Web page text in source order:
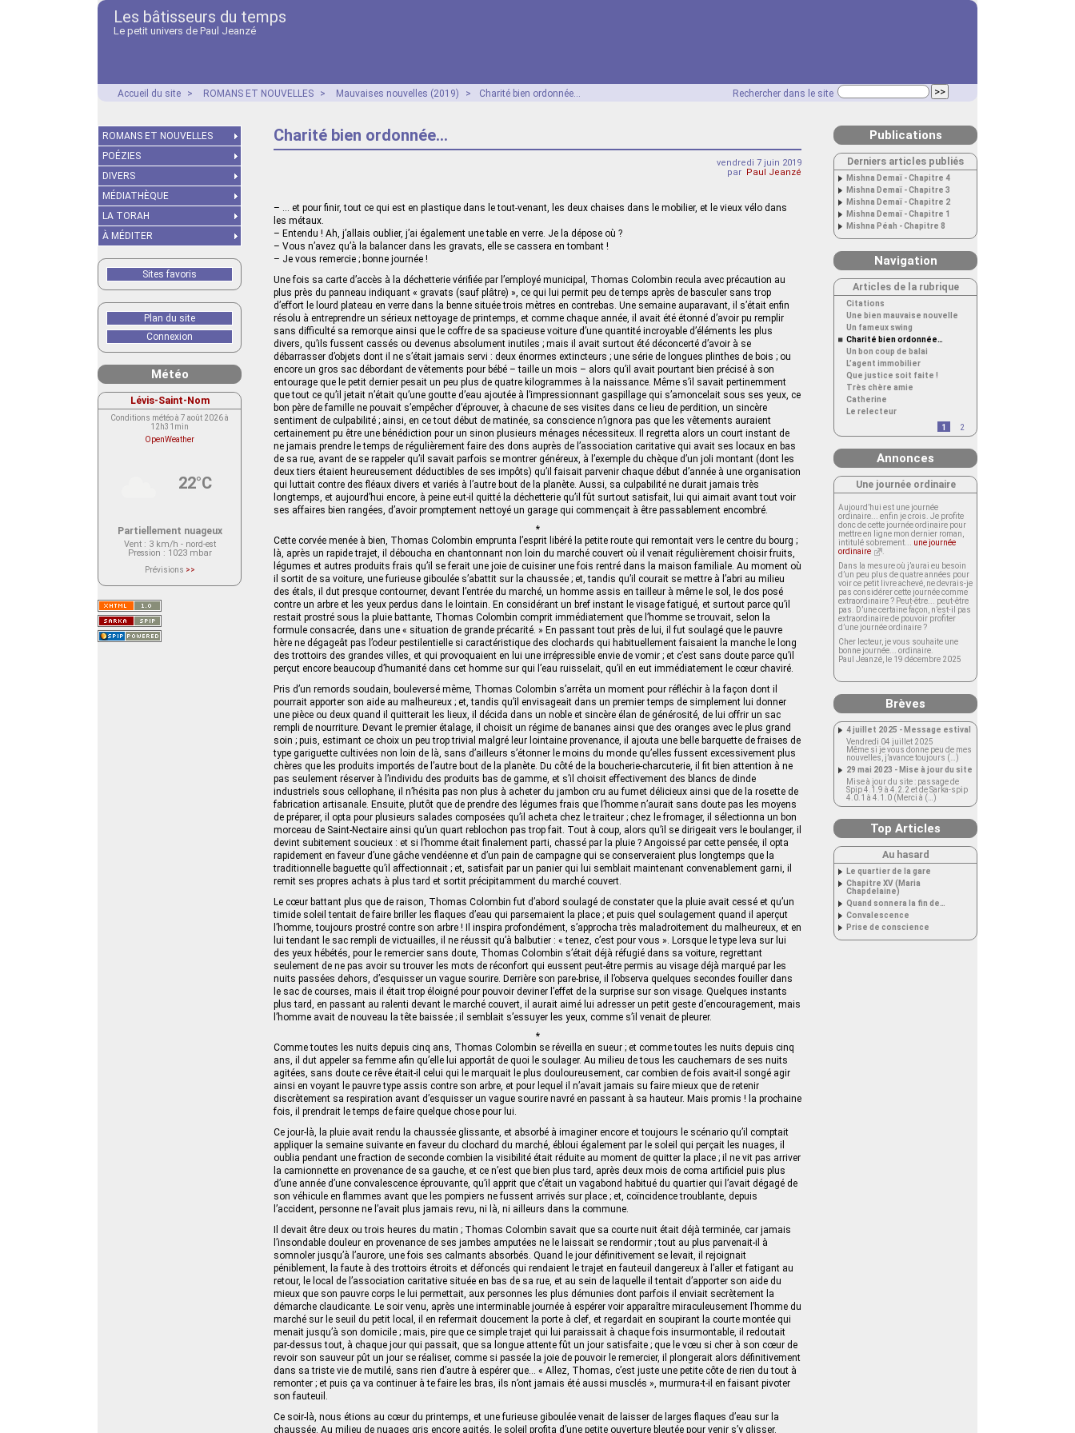
Les bâtisseurs du temps
Le petit univers de Paul Jeanzé
Rechercher dans le site
Accueil du site > ROMANS ET NOUVELLES > Mauvaises nouvelles (2019) > Charité bien ordonnée…
Charité bien ordonnée…
vendredi 7 juin 2019
par Paul Jeanzé
– … et pour finir, tout ce qui est en plastique dans le tout-venant, les deux chaises dans le mobilier, et le vieux vélo dans
les métaux.
– Entendu ! Ah, j’allais oublier, j’ai également une table en verre. Je la dépose où ?
– Vous n’avez qu’à la balancer dans les gravats, elle se cassera en tombant !
– Je vous remercie ; bonne journée !
Une fois sa carte d’accès à la déchetterie vérifiée par l’employé municipal, Thomas Colombin recula avec précaution au
plus près du panneau indiquant « gravats (sauf plâtre) », ce qui lui permit peu de temps après de basculer sans trop
d’effort le lourd plateau en verre dans la benne située trois mètres en contrebas. Une semaine auparavant, il s’était enfin
résolu à entreprendre un sérieux nettoyage de printemps, et comme chaque année, il avait été étonné d’avoir pu remplir
sans difficulté sa remorque ainsi que le coffre de sa spacieuse voiture d’une quantité incroyable d’éléments les plus
divers, qu’ils fussent cassés ou devenus absolument inutiles ; mais il avait surtout été déconcerté d’avoir à se
débarrasser d’objets dont il ne s’était jamais servi : deux énormes extincteurs ; une série de longues plinthes de bois ; ou
encore un gros sac débordant de vêtements pour bébé – taille un mois – alors qu’il avait pourtant bien précisé à son
entourage que le petit dernier pesait un peu plus de quatre kilogrammes à la naissance. Même s’il savait pertinemment
que tout ce qu’il jetait n’était qu’une goutte d’eau ajoutée à l’impressionnant gaspillage qui s’amoncelait sous ses yeux, ce
bon père de famille ne pouvait s’empêcher d’éprouver, à chacune de ses visites dans ce lieu de perdition, un sincère
sentiment de culpabilité ; ainsi, en ce tout début de matinée, sa conscience n’ignora pas que les vêtements auraient
certainement pu être une bénédiction pour un sinon plusieurs ménages nécessiteux. Il regretta alors un court instant de
ne jamais prendre le temps de régulièrement faire des dons auprès de l’association caritative qui avait ses locaux en bas
de sa rue, avant de se rappeler qu’il savait parfois se montrer généreux, à l’exemple du chèque d’un joli montant (dont les
deux tiers étaient heureusement déductibles de ses impôts) qu’il faisait parvenir chaque début d’année à une organisation
qui luttait contre des fléaux divers et variés à l’autre bout de la planète. Aussi, sa culpabilité ne durait jamais très
longtemps, et aujourd’hui encore, à peine eut-il quitté la déchetterie qu’il fût surtout satisfait, lui qui aimait avant tout voir
ses affaires bien rangées, d’avoir promptement nettoyé un garage qui commençait à être passablement encombré.
*
Cette corvée menée à bien, Thomas Colombin emprunta l’esprit libéré la petite route qui remontait vers le centre du bourg ;
là, après un rapide trajet, il déboucha en chantonnant non loin du marché couvert où il venait régulièrement choisir fruits,
légumes et autres produits frais qu’il se ferait une joie de cuisiner une fois rentré dans la maison familiale. Au moment où
il sortit de sa voiture, une furieuse giboulée s’abattit sur la chaussée ; et, tandis qu’il courait se mettre à l’abri au milieu
des étals, il dut presque contourner, devant l’entrée du marché, un homme assis en tailleur à même le sol, le dos posé
contre un arbre et les yeux perdus dans le lointain. En considérant un bref instant le visage fatigué, et surtout parce qu’il
restait prostré sous la pluie battante, Thomas Colombin comprit immédiatement que l’homme se trouvait, selon la
formule consacrée, dans une « situation de grande précarité. » En passant tout près de lui, il fut soulagé que le pauvre
hère ne dégageât pas l’odeur pestilentielle si caractéristique des clochards qui habituellement faisaient la manche le long
des trottoirs des grandes villes, et qui provoquaient en lui une irrépressible envie de vomir ; et c’est sans doute parce qu’il
perçut encore beaucoup d’humanité dans cet homme sur qui l’eau ruisselait, qu’il en eut immédiatement le cœur chaviré.
Pris d’un remords soudain, bouleversé même, Thomas Colombin s’arrêta un moment pour réfléchir à la façon dont il
pourrait apporter son aide au malheureux ; et, tandis qu’il envisageait dans un premier temps de simplement lui donner
une pièce ou deux quand il quitterait les lieux, il décida dans un noble et sincère élan de générosité, de lui offrir un sac
rempli de nourriture. Devant le premier étalage, il choisit un régime de bananes ainsi que des oranges avec le plus grand
soin ; puis, estimant ce choix un peu trop trivial malgré leur lointaine provenance, il ajouta une belle barquette de fraises de
type gariguette cultivées non loin de là, sans d’ailleurs s’étonner le moins du monde qu’elles fussent excessivement plus
chères que les produits importés de l’autre bout de la planète. Du côté de la boucherie-charcuterie, il fit bien attention à ne
pas seulement réserver à l’individu des produits bas de gamme, et s’il choisit effectivement des blancs de dinde
industriels sous cellophane, il n’hésita pas non plus à acheter du jambon cru au fumet délicieux ainsi que de la rosette de
fabrication artisanale. Ensuite, plutôt que de prendre des légumes frais que l’homme n’aurait sans doute pas les moyens
de préparer, il opta pour plusieurs salades composées qu’il acheta chez le traiteur ; chez le fromager, il sélectionna un bon
morceau de Saint‑Nectaire ainsi qu’un quart reblochon pas trop fait. Tout à coup, alors qu’il se dirigeait vers le boulanger, il
devint subitement soucieux : et si l’homme était finalement parti, chassé par la pluie ? Angoissé par cette pensée, il opta
rapidement en faveur d’une gâche vendéenne et d’un pain de campagne qui se conserveraient plus longtemps que la
traditionnelle baguette qu’il affectionnait ; et, satisfait par un panier qui lui semblait maintenant convenablement garni, il
remit ses propres achats à plus tard et sortit précipitamment du marché couvert.
Le cœur battant plus que de raison, Thomas Colombin fut d’abord soulagé de constater que la pluie avait cessé et qu’un
timide soleil tentait de faire briller les flaques d’eau qui parsemaient la place ; et puis quel soulagement quand il aperçut
l’homme, toujours prostré contre son arbre ! Il inspira profondément, s’approcha très maladroitement du malheureux, et en
lui tendant le sac rempli de victuailles, il ne réussit qu’à balbutier : « tenez, c’est pour vous ». Lorsque le type leva sur lui
des yeux hébétés, pour le remercier sans doute, Thomas Colombin s’était déjà réfugié dans sa voiture, regrettant
seulement de ne pas avoir su trouver les mots de réconfort qui eussent peut-être permis au visage déjà marqué par les
nuits passées dehors, d’esquisser un vague sourire. Derrière son pare-brise, il l’observa quelques secondes fouiller dans
le sac de courses, mais il était trop éloigné pour pouvoir deviner l’effet de la surprise sur son visage. Quelques instants
plus tard, en passant au ralenti devant le marché couvert, il aurait aimé lui adresser un petit geste d’encouragement, mais
l’homme avait de nouveau la tête baissée ; il semblait s’essuyer les yeux, comme s’il venait de pleurer.
*
Comme toutes les nuits depuis cinq ans, Thomas Colombin se réveilla en sueur ; et comme toutes les nuits depuis cinq
ans, il dut appeler sa femme afin qu’elle lui apportât de quoi le soulager. Au milieu de tous les cauchemars de ses nuits
agitées, sans doute ce rêve était-il celui qui le marquait le plus douloureusement, car combien de fois avait-il songé agir
ainsi en voyant le pauvre type assis contre son arbre, et pour lequel il n’avait jamais su faire mieux que de retenir
discrètement sa respiration avant d’esquisser un vague sourire navré en passant à sa hauteur. Mais promis ! la prochaine
fois, il prendrait le temps de faire quelque chose pour lui.
Ce jour‑là, la pluie avait rendu la chaussée glissante, et absorbé à imaginer encore et toujours le scénario qu’il comptait
appliquer la semaine suivante en faveur du clochard du marché, ébloui également par le soleil qui perçait les nuages, il
oublia pendant une fraction de seconde combien la visibilité était réduite au moment de quitter la place ; il ne vit pas arriver
la camionnette en provenance de sa gauche, et ce n’est que bien plus tard, après deux mois de coma artificiel puis plus
d’une année d’une convalescence éprouvante, qu’il apprit que c’était un vagabond habitué du quartier qui l’avait dégagé de
son véhicule en flammes avant que les pompiers ne fussent arrivés sur place ; et, coïncidence troublante, depuis
l’accident, personne ne l’avait plus jamais revu, ni là, ni ailleurs dans la commune.
Il devait être deux ou trois heures du matin ; Thomas Colombin savait que sa courte nuit était déjà terminée, car jamais
l’insondable douleur en provenance de ses jambes amputées ne le laissait se rendormir ; tout au plus parvenait-il à
somnoler jusqu’à l’aurore, une fois ses calmants absorbés. Quand le jour définitivement se levait, il rejoignait
péniblement, la faute à des trottoirs étroits et défoncés qui rendaient le trajet en fauteuil dangereux à l’aller et fatigant au
retour, le local de l’association caritative située en bas de sa rue, et au sein de laquelle il tentait d’apporter son aide du
mieux que son pauvre corps le lui permettait, aux personnes les plus démunies dont parfois il enviait secrètement la
démarche claudicante. Le soir venu, après une interminable journée à espérer voir apparaître miraculeusement l’homme du
marché sur le seuil du petit local, il en refermait doucement la porte à clef, et regardait en soupirant la courte montée qui
menait jusqu’à son domicile ; mais, pire que ce simple trajet qui lui paraissait à chaque fois insurmontable, il redoutait
par-dessus tout, à chaque jour qui passait, que sa longue attente fût un jour satisfaite ; que le vœu si cher à son cœur de
revoir son sauveur pût un jour se réaliser, comme si passée la joie de pouvoir le remercier, il plongerait alors définitivement
dans sa triste vie de mutilé, sans rien d’autre à espérer que… « Allez, Thomas, c’est juste une petite côte de rien du tout à
remonter ; et puis ça va continuer à te faire les bras, ils n’ont jamais été aussi musclés », murmura-t-il en faisant pivoter
son fauteuil.
Ce soir-là, nous étions au cœur du printemps, et une furieuse giboulée venait de laisser de larges flaques d’eau sur la
chaussée. Au milieu de nuages gris encore agités, le soleil profita d’une petite ouverture bleutée pour venir s’y glisser.
ROMANS ET NOUVELLES
POÉZIES
DIVERS
MÉDIATHÈQUE
LA TORAH
À MÉDITER
Sites favoris
Plan du site
Connexion
Météo
Lévis-Saint-Nom
Conditions météo à 7 août 2026 à
12h31min
OpenWeather
22°C
Partiellement nuageux
Vent: 3 km/h - nord-est
Pression : 1023 mbar
Prévisions >>
actuellement aucune prévision
Saint-Nom.
Veuillez consulter le message du
service ci-dessous.
(401 - Invalid API key. Please see
https://openweathermap.org/faq#error401
Publications
Derniers articles publiés
Mishna Demaï - Chapitre 4
Mishna Demaï - Chapitre 3
Mishna Demaï - Chapitre 2
Mishna Demaï - Chapitre 1
Mishna Péah - Chapitre 8
Navigation
Articles de la rubrique
Citations
Une bien mauvaise nouvelle
Un fameux swing
Charité bien ordonnée…
Un bon coup de balai
L’agent immobilier
Que justice soit faite !
Très chère amie
Catherine
Le relecteur
1
2
Annonces
Une journée ordinaire
Aujourd’hui est une journée
ordinaire... enfin je crois. Je profite
donc de cette journée ordinaire pour
mettre en ligne mon dernier roman,
intitulé sobrement... une journée
ordinaire
Dans la mesure où j’aurai eu besoin
d’un peu plus de quatre années pour
voir ce petit livre achevé, ne devrais-je
pas considérer cette journée comme
extraordinaire ? Peut-être... peut-être
pas. D’une certaine façon, n’est-il pas
extraordinaire de pouvoir profiter
d’une journée ordinaire ?
Cher lecteur, je vous souhaite une
bonne journée... ordinaire.
Paul Jeanzé, le 19 décembre 2025
Brèves
4 juillet 2025 - Message estival
Vendredi 04 juillet 2025
Même si je vous donne peu de mes
nouvelles, j’avance toujours (…)
29 mai 2023 - Mise à jour du site
Mise à jour du site : passage de
Spip 4.1.9 à 4.2.2 et de Sarka-spip
4.0.1 à 4.1.0 (Merci à (…)
Top Articles
Au hasard
Le quartier de la gare
Chapitre XV (Maria
Chapdelaine)
Quand sonnera la fin de…
Convalescence
Prise de conscience